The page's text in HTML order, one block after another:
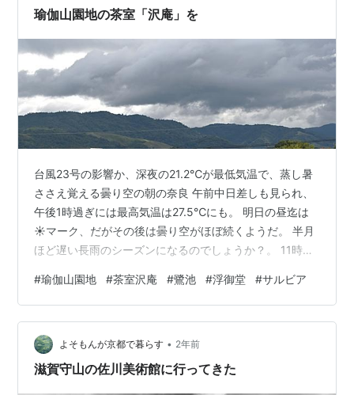
瑜伽山園地の茶室「沢庵」を
台風23号の影響か、深夜の21.2℃が最低気温で、蒸し暑
ささえ覚える曇り空の朝の奈良 午前中日差しも見られ、
午後1時過ぎには最高気温は27.5℃にも。 明日の昼迄は
☀マーク、だがその後は曇り空がほぼ続くようだ。 半月
ほど遅い長雨のシーズンになるのでしょうか？。 11時、
「サルビア」 正式名はサルビア・スプレンデンスとい
い、 夏以降赤い花を咲かせる人気の花です。 ブラジル原
産、シソ科の多年草だが、非耐寒性のため日本では一年
草の扱いに。 和名は「ヒゴロモソウ・緋衣草」やスカー
レットセージ (scarlet sage) とも呼ばれる。 赤色の花…
#瑜伽山園地 #茶室沢庵 #鷺池 #浮御堂 #サルビア
よそもんが京都で暮らす • 2年前
滋賀守山の佐川美術館に行ってきた